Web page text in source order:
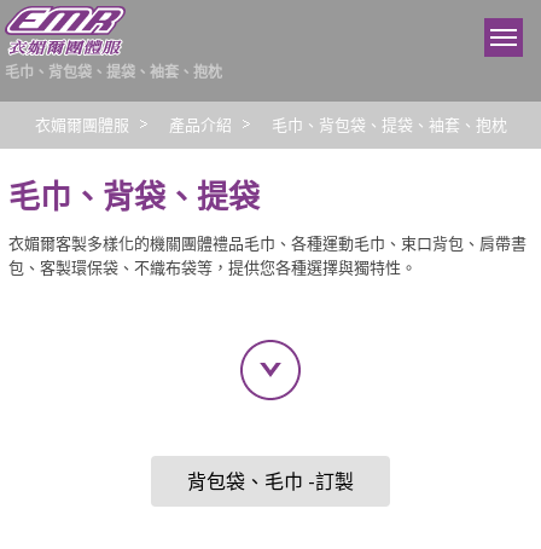
毛巾、背包袋、提袋、袖套、抱枕
衣媚爾團體服 產品介紹 毛巾、背包袋、提袋、袖套、抱枕
毛巾、背袋、提袋
衣媚爾客製多樣化的機關團體禮品毛巾、各種運動毛巾、束口背包、肩帶書
包、客製環保袋、不織布袋等，提供您各種選擇與獨特性。
背包袋、毛巾 -訂製